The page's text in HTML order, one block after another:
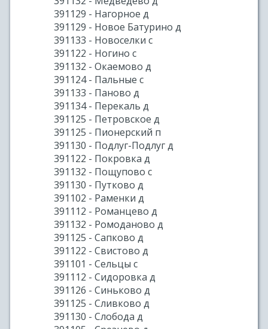
391129 - Нагорное д
391129 - Новое Батурино д
391133 - Новоселки с
391122 - Ногино с
391132 - Окаемово д
391124 - Пальные с
391133 - Паново д
391134 - Перекаль д
391125 - Петровское д
391125 - Пионерский п
391130 - Подлуг-Подлуг д
391122 - Покровка д
391132 - Пощупово с
391130 - Путково д
391102 - Раменки д
391112 - Романцево д
391132 - Ромоданово д
391125 - Сапково д
391122 - Свистово д
391101 - Сельцы с
391112 - Сидоровка д
391126 - Синьково д
391125 - Сливково д
391130 - Слобода д